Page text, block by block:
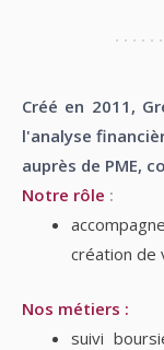
Créé en 2011,
l'analyse
auprès de PME,
Notre rôle :
création de
Nos métiers :
suivi